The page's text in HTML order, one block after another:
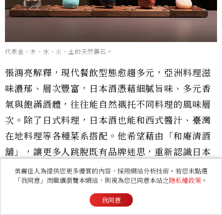
代表金、木、水、火、土的天然礦石。
張鴻亮解釋，現代餐飲型態愈趨多元，亞洲料理滋
味濃郁、層次豐富，日本酒憑藉細膩旨味、多元香
氣與飽滿酒體，往往能自然襯托不同料理的風味層
次。除了日式料理，日本酒也能和西式醬汁、臺灣
在地料理等各種菜系搭配。他希望藉由「和庵清酒
舖」，讓更多人跳脫既有品牌迷思，重新認識日本
各地酒造獨有的風土魅力。
美麗佳人為提供您更多優質的內容，採用網站分析技術。若您未點選
「我同意」而繼續瀏覽本網站，則視為您已同意本站之隱私權政策 。
我同意